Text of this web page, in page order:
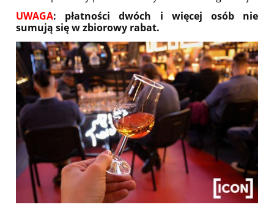
UWAGA: płatności dwóch i więcej osób nie
sumują się w zbiorowy rabat.